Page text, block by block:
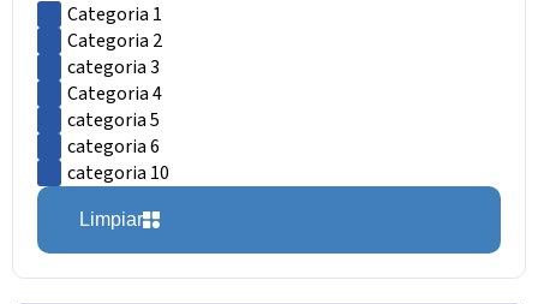
Categoria 1
Categoria 2
categoria 3
Categoria 4
categoria 5
categoria 6
categoria 10
Limpiar